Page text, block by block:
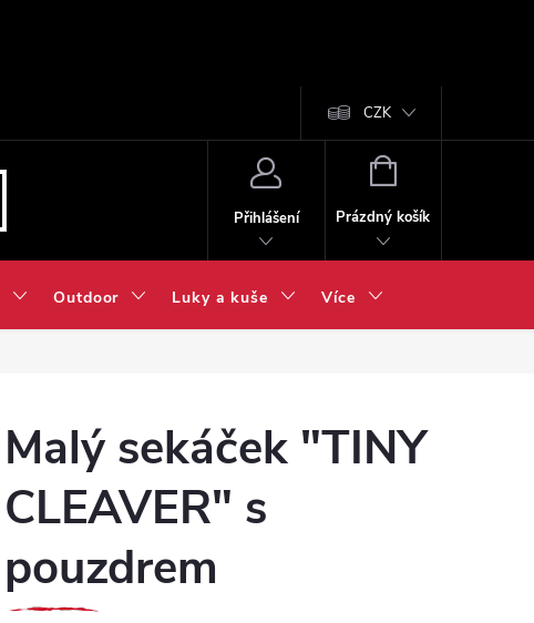
CZK
Přihlášení
NÁKUPNÍ
Prázdný košík
Outdoor Luky a kuše Více
Malý sekáček "TINY
CLEAVER" s
pouzdrem